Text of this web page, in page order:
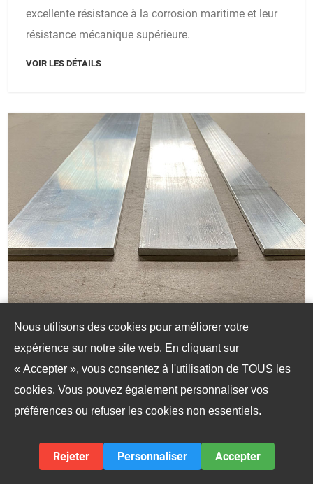
excellente résistance à la corrosion maritime et leur
résistance mécanique supérieure.
VOIR LES DÉTAILS
6061 T6 Marine Aluminium Flat Bar
6061 L'aluminium est classé comme un alliage de la
série 6xxx thermiqueur, allié principalement avec du
Temper indique que la barre plate a été traitée à la
chaleur et vieillis artificiellement pour obtenir une
Nous utilisons des cookies pour améliorer votre
expérience sur notre site web. En cliquant sur
« Accepter », vous consentez à l'utilisation de TOUS les
cookies. Vous pouvez également personnaliser vos
préférences ou refuser les cookies non essentiels.
Rejeter Personnaliser Accepter